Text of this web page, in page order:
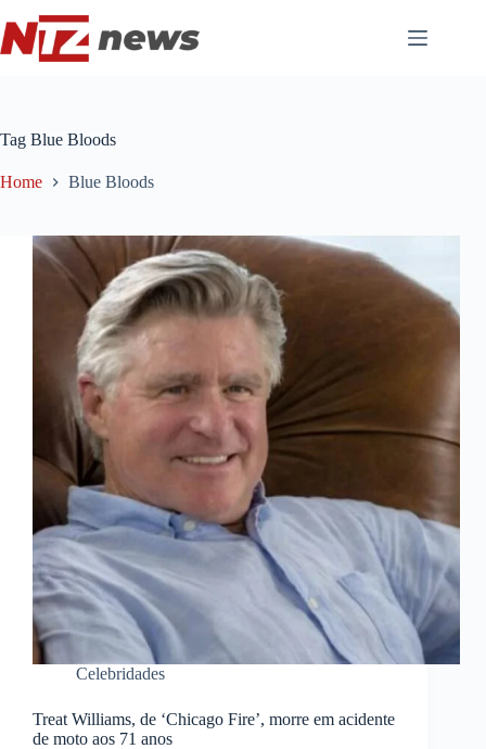
para
o
conteúdo
Tag Blue Bloods
Home Blue Bloods
Celebridades
Treat Williams, de ‘Chicago Fire’, morre em acidente
de moto aos 71 anos